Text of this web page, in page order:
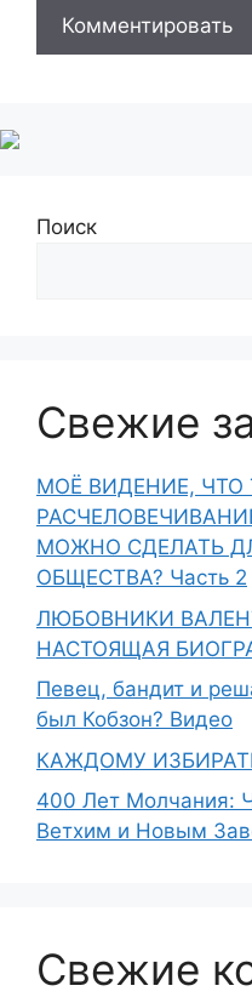
Поиск
Свежие
МОЁ ВИДЕНИЕ, ЧТО
МОЖНО СДЕЛАТЬ
ОБЩЕСТВА? Часть 2
ЛЮБОВНИКИ
НАСТОЯЩАЯ
Певец, бандит и
был Кобзон? Видео
КАЖДОМУ
400 Лет Молчания:
Ветхим и Новым
Свежие